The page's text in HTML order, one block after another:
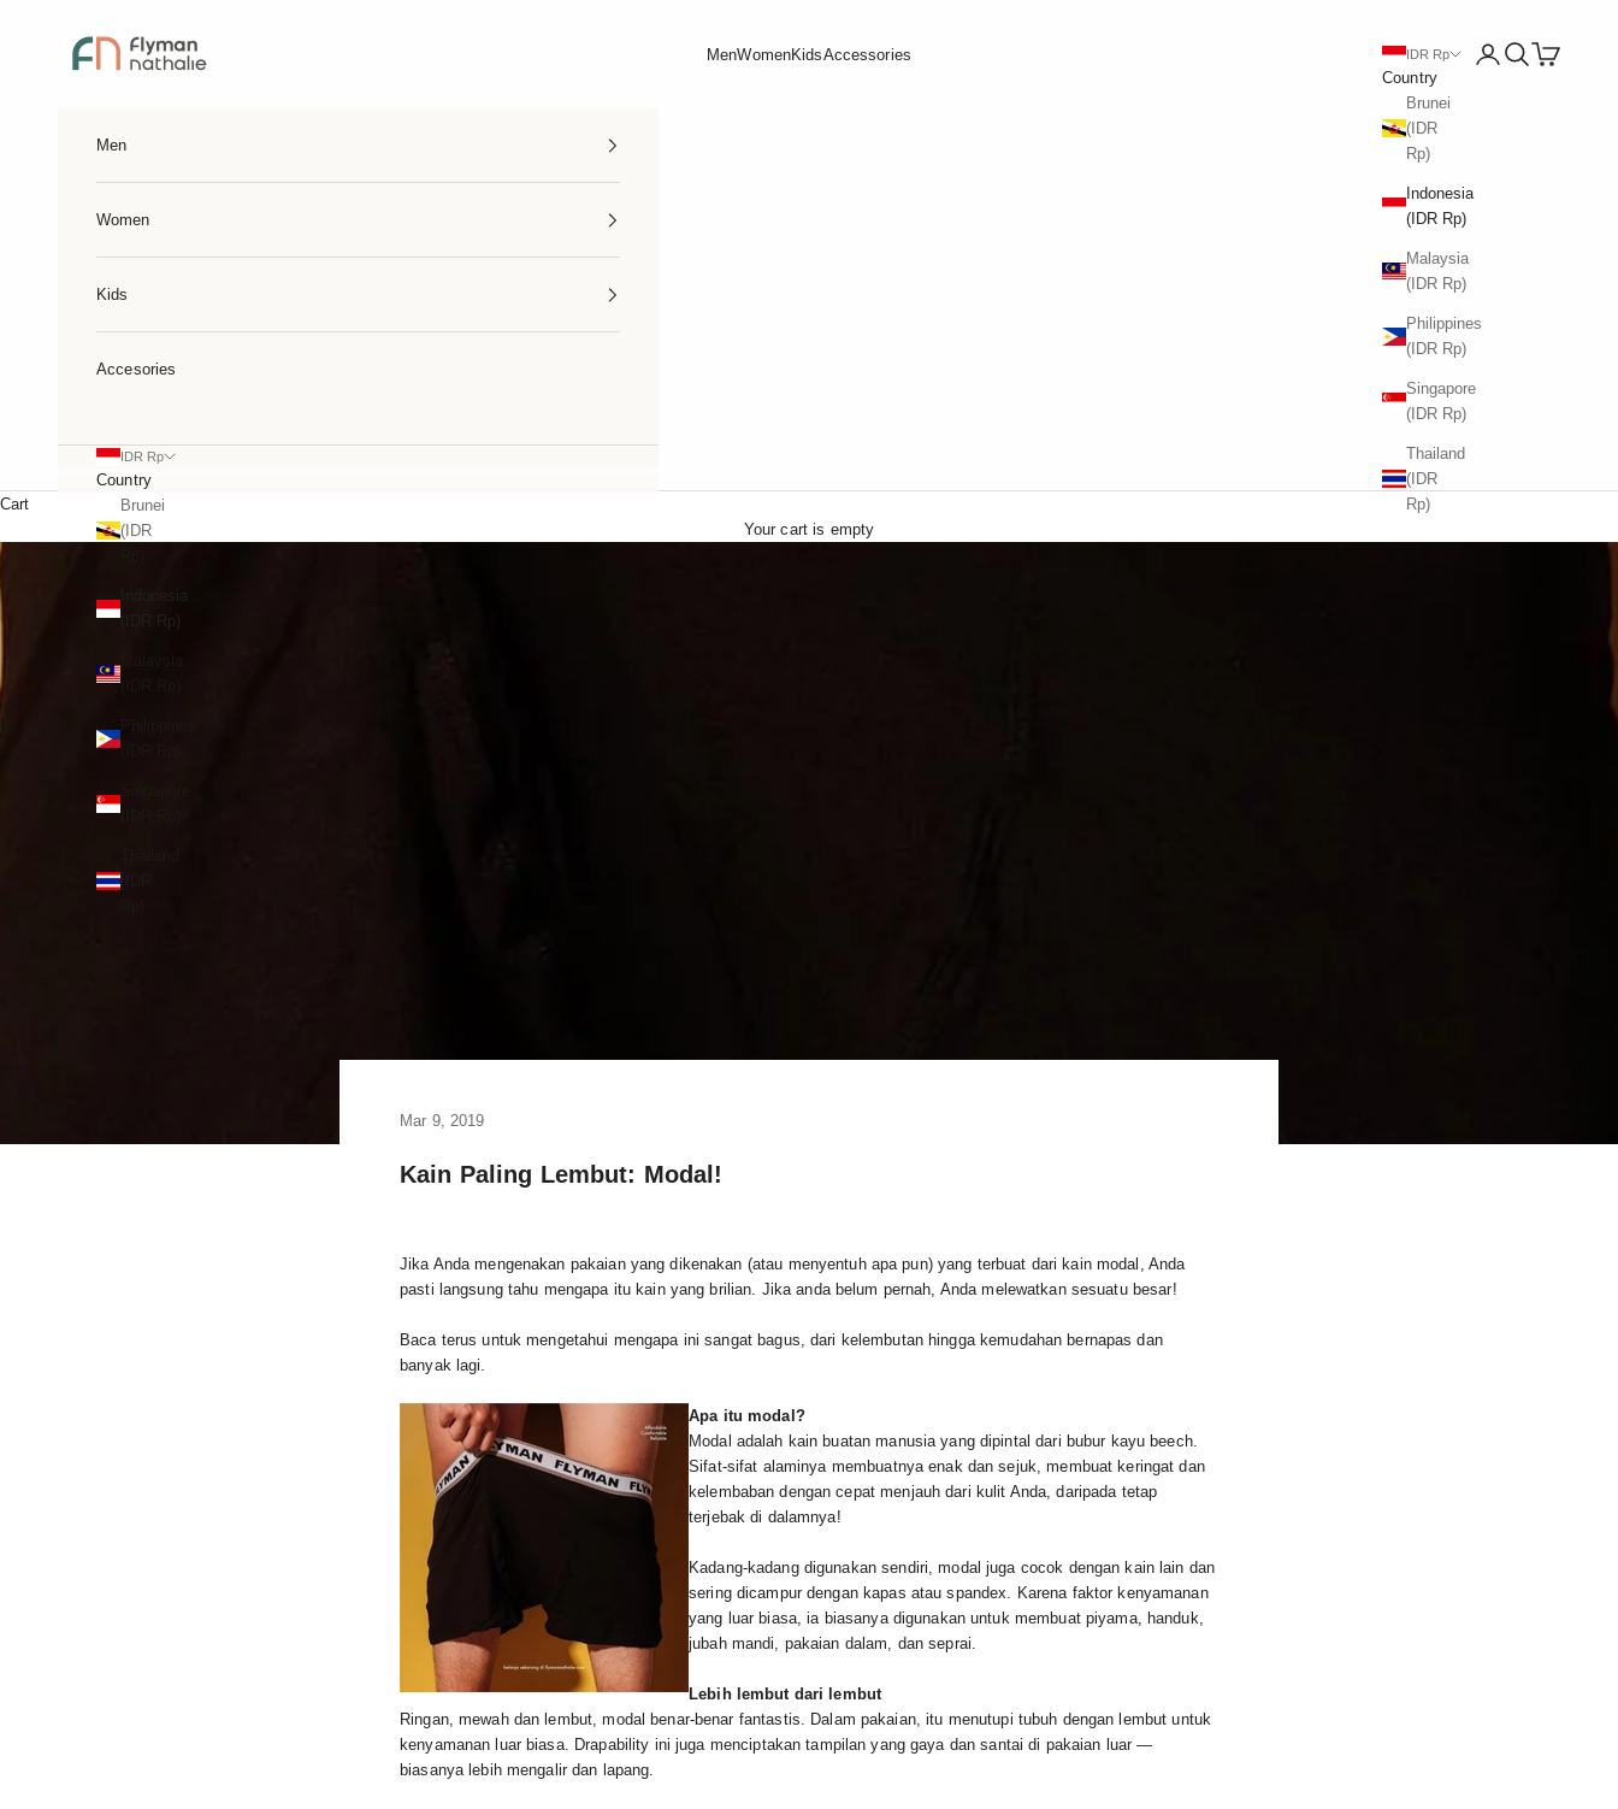
Flymannathalie
MenWomenKidsAccessories IDR Rp
Country
Brunei
(IDR
Rp)
Indonesia
(IDR Rp)
Malaysia
(IDR Rp)
Philippines
(IDR Rp)
Singapore
(IDR Rp)
Thailand
(IDR
Rp)
Open account page
Open search
Open cart
Men
Women
Kids
Accesories
IDR Rp
Country
Brunei
(IDR
Indonesia
(IDR Rp)
Cart
Your cart is empty
Mar 9, 2019
Kain Paling Lembut: Modal!
Jika Anda mengenakan pakaian yang dikenakan (atau menyentuh apa pun) yang terbuat dari kain modal, Anda
pasti langsung tahu mengapa itu kain yang brilian. Jika anda belum pernah, Anda melewatkan sesuatu besar!
Baca terus untuk mengetahui mengapa ini sangat bagus, dari kelembutan hingga kemudahan bernapas dan
banyak lagi.
Apa itu modal?
Modal adalah kain buatan manusia yang dipintal dari bubur kayu beech.
Sifat-sifat alaminya membuatnya enak dan sejuk, membuat keringat dan
kelembaban dengan cepat menjauh dari kulit Anda, daripada tetap
terjebak di dalamnya!
Kadang-kadang digunakan sendiri, modal juga cocok dengan kain lain dan
sering dicampur dengan kapas atau spandex. Karena faktor kenyamanan
yang luar biasa, ia biasanya digunakan untuk membuat piyama, handuk,
jubah mandi, pakaian dalam, dan seprai.
Lebih lembut dari lembut
Ringan, mewah dan lembut, modal benar-benar fantastis. Dalam pakaian, itu menutupi tubuh dengan lembut untuk
kenyamanan luar biasa. Drapability ini juga menciptakan tampilan yang gaya dan santai di pakaian luar —
biasanya lebih mengalir dan lapang.